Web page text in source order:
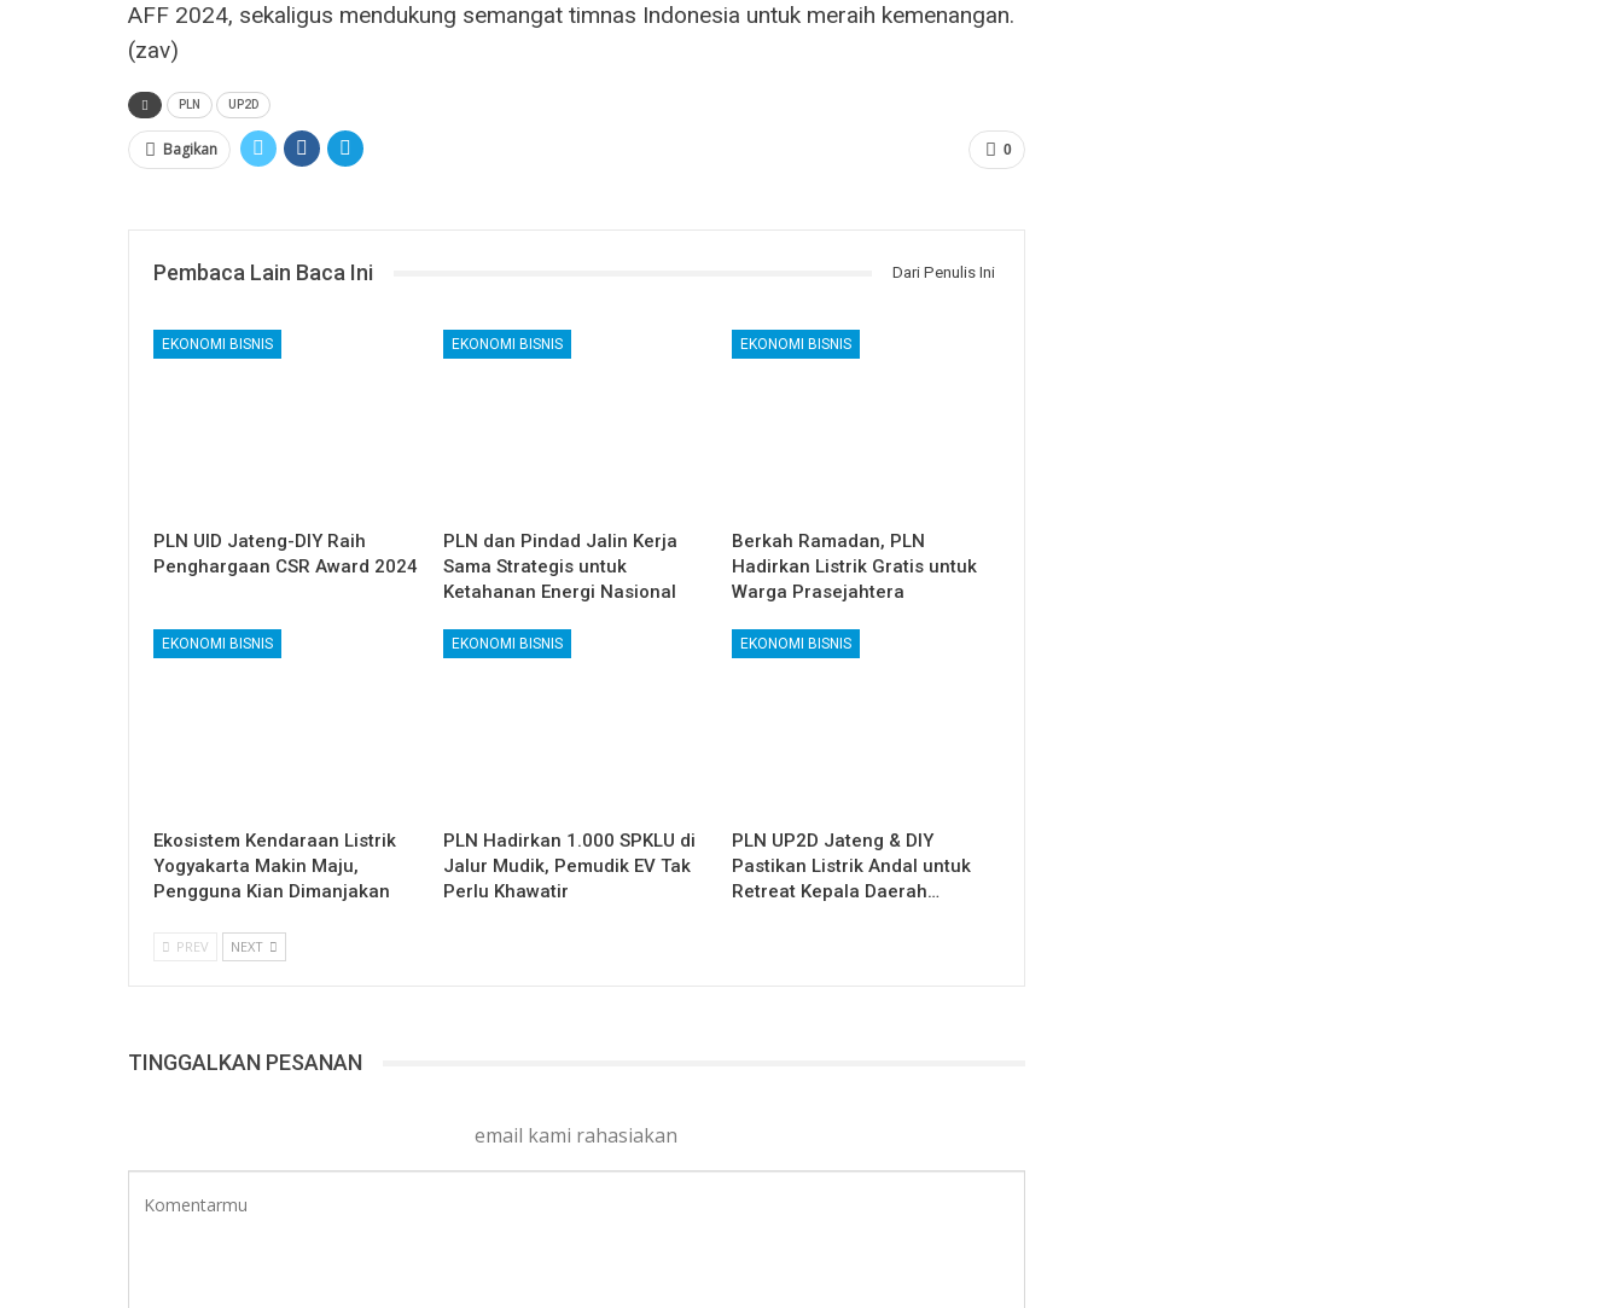
AFF 2024, sekaligus mendukung semangat timnas Indonesia untuk meraih kemenangan.
(zav)
PLN UP2D
0
Bagikan
Pembaca Lain Baca Ini Dari Penulis Ini
EKONOMI BISNIS
PLN UID Jateng-DIY Raih
Penghargaan CSR Award 2024
EKONOMI BISNIS
PLN dan Pindad Jalin Kerja
Sama Strategis untuk
Ketahanan Energi Nasional
EKONOMI BISNIS
Berkah Ramadan, PLN
Hadirkan Listrik Gratis untuk
Warga Prasejahtera
EKONOMI BISNIS
Ekosistem Kendaraan Listrik
Yogyakarta Makin Maju,
Pengguna Kian Dimanjakan
EKONOMI BISNIS
PLN Hadirkan 1.000 SPKLU di
Jalur Mudik, Pemudik EV Tak
Perlu Khawatir
EKONOMI BISNIS
PLN UP2D Jateng & DIY
Pastikan Listrik Andal untuk
Retreat Kepala Daerah…
PREV NEXT
TINGGALKAN PESANAN
email kami rahasiakan